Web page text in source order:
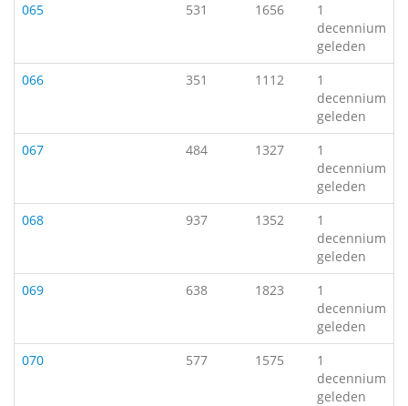
065
531 1656
1
decennium
geleden
066
351 1112
1
decennium
geleden
067
484 1327
1
decennium
geleden
068
937 1352
1
decennium
geleden
069
638 1823
1
decennium
geleden
070
577 1575
1
decennium
geleden